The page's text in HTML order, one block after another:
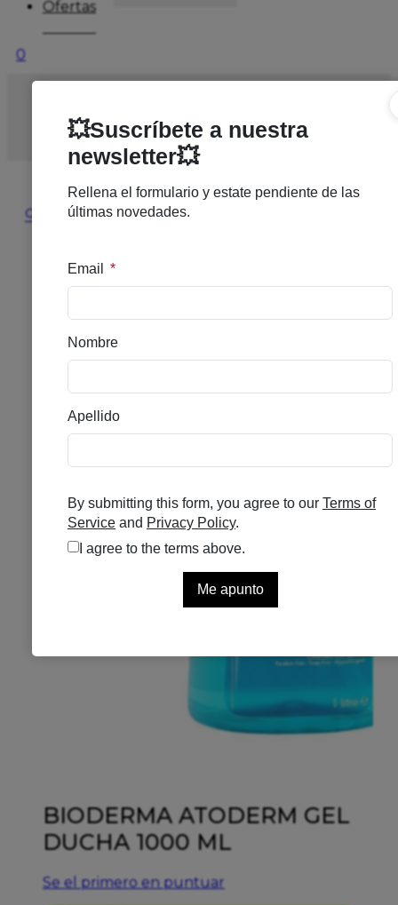
Ofertas
0
ATODERM GEL DUCHA 1000 ML
🔍
BIODERMA ATODERM GEL
DUCHA 1000 ML
Se el primero en puntuar